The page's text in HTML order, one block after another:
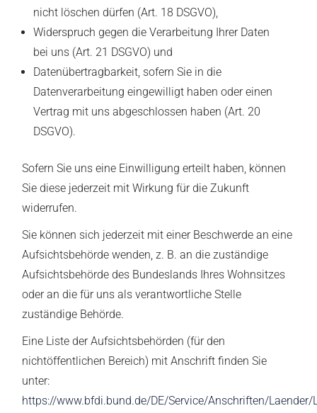
nicht löschen dürfen (Art. 18 DSGVO),
Widerspruch gegen die Verarbeitung Ihrer Daten
bei uns (Art. 21 DSGVO) und
Datenübertragbarkeit, sofern Sie in die
Datenverarbeitung eingewilligt haben oder einen
Vertrag mit uns abgeschlossen haben (Art. 20
DSGVO).
Sofern Sie uns eine Einwilligung erteilt haben, können
Sie diese jederzeit mit Wirkung für die Zukunft
widerrufen.
Sie können sich jederzeit mit einer Beschwerde an eine
Aufsichtsbehörde wenden, z. B. an die zuständige
Aufsichtsbehörde des Bundeslands Ihres Wohnsitzes
oder an die für uns als verantwortliche Stelle
zuständige Behörde.
Eine Liste der Aufsichtsbehörden (für den
nichtöffentlichen Bereich) mit Anschrift finden Sie
unter:
https://www.bfdi.bund.de/DE/Service/Anschriften/Laender/